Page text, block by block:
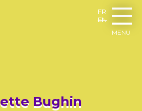
MENU
FR
EN
Bughin